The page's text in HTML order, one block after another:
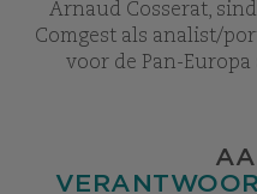
Arnaud Cosserat,
Comgest als analist/
voor de Pan-